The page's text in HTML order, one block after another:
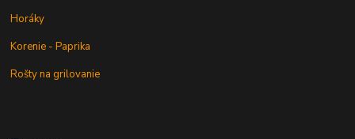
Horáky
Korenie - Paprika
Rošty na grilovanie